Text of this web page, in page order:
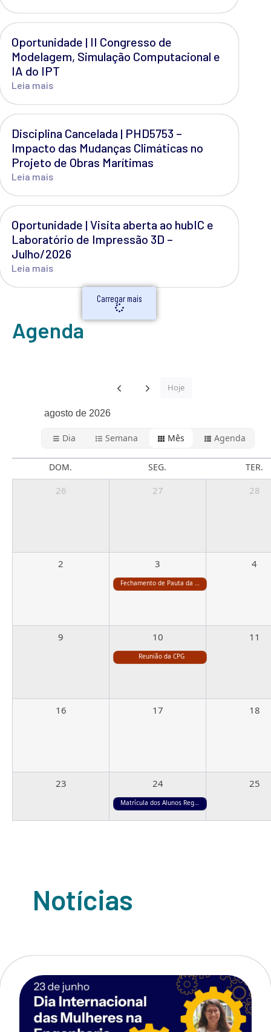
Oportunidade | II Congresso de
Modelagem, Simulação Computacional e
IA do IPT
Leia mais
Disciplina Cancelada | PHD5753 –
Impacto das Mudanças Climáticas no
Projeto de Obras Marítimas
Leia mais
Oportunidade | Visita aberta ao hubIC e
Laboratório de Impressão 3D –
Julho/2026
Leia mais
Carregar mais
Agenda
Hoje
agosto de 2026
Dia Semana Mês Agenda
DOM. SEG. TER.
26 27 28
2 3
Fechamento de Pauta da CPG
4
9 10
Reunião da CPG
11
16 17 18
23 24
Matrícula dos Alunos Regulares Novos e Especiais (3º período)
25
Notícias